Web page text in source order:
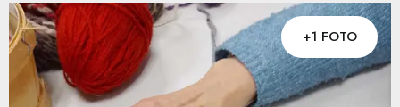
+1 FOTO